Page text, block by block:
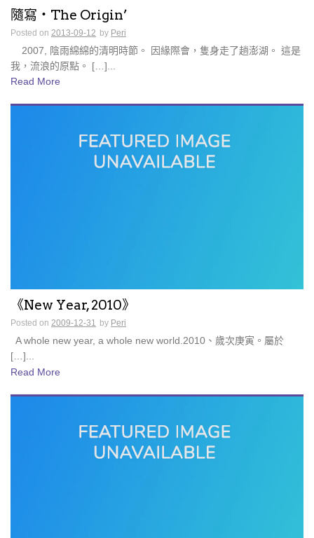
隨寫・The Origin’
Posted on 2013-09-12 by Peri
2007, 陰雨綿綿的清明時節。 因緣際會，隻身走了趟澎湖。 這是
我，流浪的原點。 […]...
Read More
《New Year, 2010》
Posted on 2009-12-31 by Peri
A whole new year, a whole new world.2010、歲次庚寅。屬於
[…]...
Read More